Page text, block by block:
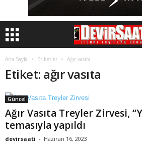
Ana Sayfa Etiketler Ağır vasıta
Etiket: ağır vasıta
Güncel
Ağır Vasıta Treyler Zirvesi,
temasıyla yapıldı
devirsaati - Haziran 16, 2023